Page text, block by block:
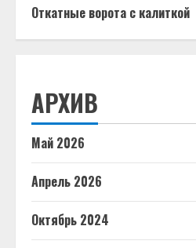
Откатные ворота с калиткой
АРХИВ
Май 2026
Апрель 2026
Октябрь 2024